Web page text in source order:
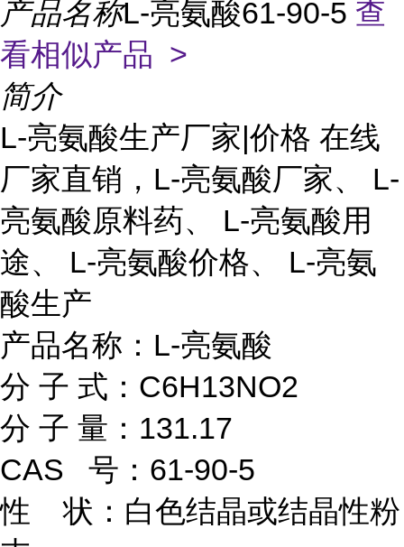
产品名称L-亮氨酸61-90-5 查
看相似产品 >
简介
L-亮氨酸生产厂家|价格 在线
厂家直销，L-亮氨酸厂家、 L-
亮氨酸原料药、 L-亮氨酸用
途、 L-亮氨酸价格、 L-亮氨
酸生产
产品名称：L-亮氨酸
分 子 式：C6H13NO2
分 子 量：131.17
CAS 号：61-90-5
性 状：白色结晶或结晶性粉